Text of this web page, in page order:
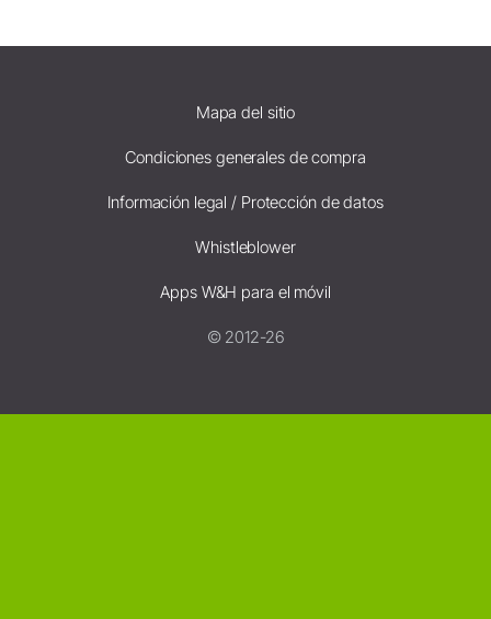
Mapa del sitio
Condiciones generales de compra
Información legal / Protección de datos
Whistleblower
Apps W&H para el móvil
© 2012-26